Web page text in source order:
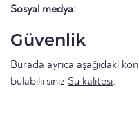
Sosyal medya:
Güvenlik
Burada ayrıca aşağıdaki
bulabilirsiniz Su kalitesi.